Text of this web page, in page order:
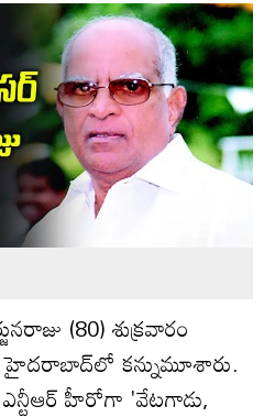
(80) శుక్రవారం
కన్నుమూశారు.
హీరోగా 'వేటగాడు,